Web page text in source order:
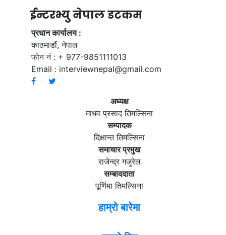
ईन्टरभ्यु नेपाल डटकम
प्रधान कार्यालय :
काठमाडौं, नेपाल
फोन नं : + 977-9851111013
Email : interviewnepal@gmail.com
अध्यक्ष
माधव प्रसाद तिमल्सिना
सम्पादक
दिक्षान्त तिमल्सिना
समाचार प्रमुख
राजेन्द्र गजुरेल
सम्बाददाता
पूर्णिमा तिमल्सिना
हाम्रो बारेमा